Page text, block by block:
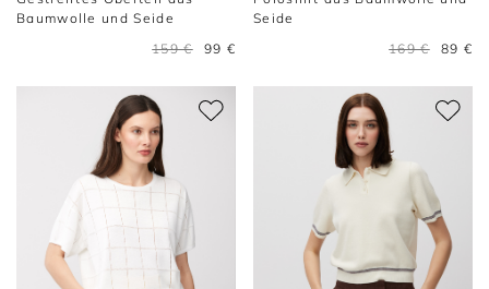
Baumwolle und Seide
159 €
99 €
Seide
169 €
89 €